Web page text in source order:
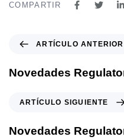
COMPARTIR
ARTÍCULO ANTERIOR
Novedades
ARTÍCULO SIGUIENTE
Novedades